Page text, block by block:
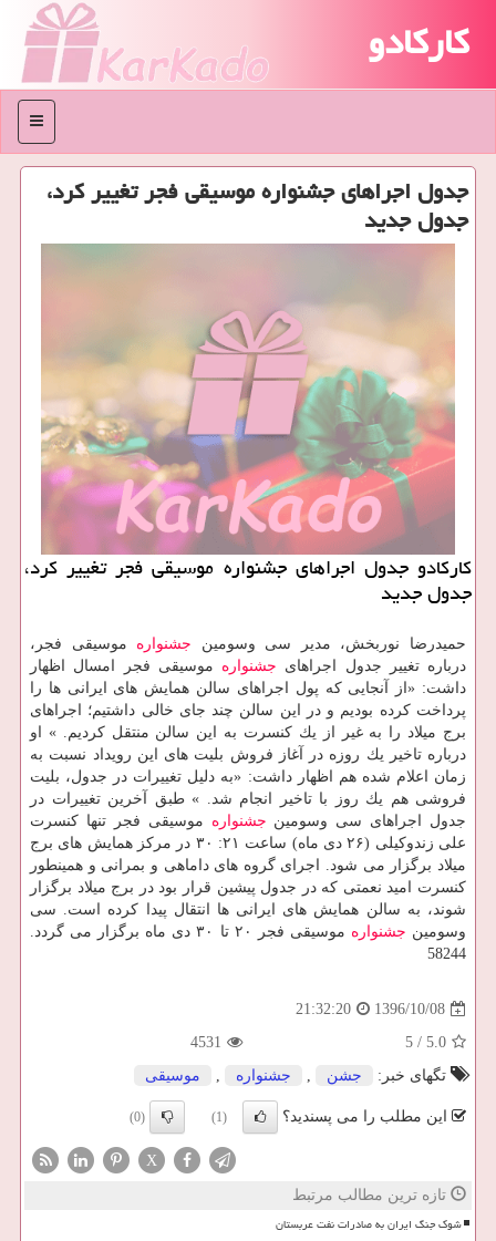
کارکادو
منو
جدول اجراهای جشنواره موسیقی فجر تغییر كرد،
جدول جدید
كاركادو جدول اجراهای جشنواره موسیقی فجر تغییر كرد،
جدول جدید
حمیدرضا نوربخش، مدیر سی وسومین جشنواره موسیقی فجر،
درباره تغییر جدول اجراهای جشنواره موسیقی فجر امسال اظهار
داشت: «از آنجایی كه پول اجراهای سالن همایش های ایرانی ها را
پرداخت كرده بودیم و در این سالن چند جای خالی داشتیم؛ اجراهای
برج میلاد را به غیر از یك كنسرت به این سالن منتقل كردیم. » او
درباره تاخیر یك روزه در آغاز فروش بلیت های این رویداد نسبت به
زمان اعلام شده هم اظهار داشت: «به دلیل تغییرات در جدول، بلیت
فروشی هم یك روز با تاخیر انجام شد. » طبق آخرین تغییرات در
جدول اجراهای سی وسومین جشنواره موسیقی فجر تنها كنسرت
علی زندوكیلی (۲۶ دی ماه) ساعت ۲۱: ۳۰ در مركز همایش های برج
میلاد برگزار می شود. اجرای گروه های داماهی و بمرانی و همینطور
كنسرت امید نعمتی كه در جدول پیشین قرار بود در برج میلاد برگزار
شوند، به سالن همایش های ایرانی ها انتقال پیدا كرده است. سی
وسومین جشنواره
موسیقی فجر ۲۰ تا ۳۰ دی ماه برگزار می گردد.
58244
1396/10/08
21:32:20
5.0
/
5
4531
تگهای خبر:
جشن , جشنواره , موسیقی
این مطلب را می پسندید؟ (1)
(0)
X
تازه ترین مطالب مرتبط
شوک جنگ ایران به صادرات نفت عربستان